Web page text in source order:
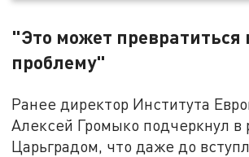
"Это может
проблему"
Ранее директор Института
Алексей Громыко подчеркнул в
Царьградом, что даже до